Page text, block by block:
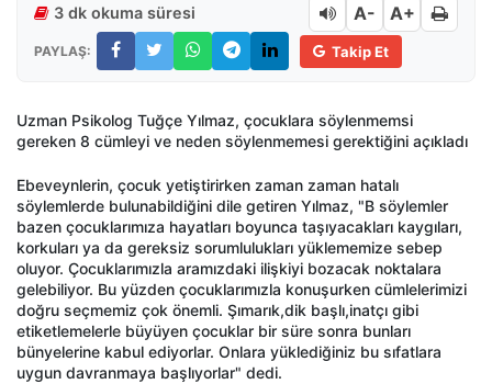
3 dk okuma süresi A- A+
PAYLAŞ: Takip Et
Uzman Psikolog Tuğçe Yılmaz, çocuklara söylenmemsi
gereken 8 cümleyi ve neden söylenmemesi gerektiğini açıkladı
Ebeveynlerin, çocuk yetiştirirken zaman zaman hatalı
söylemlerde bulunabildiğini dile getiren Yılmaz, "B söylemler
bazen çocuklarımıza hayatları boyunca taşıyacakları kaygıları,
korkuları ya da gereksiz sorumlulukları yüklememize sebep
oluyor. Çocuklarımızla aramızdaki ilişkiyi bozacak noktalara
gelebiliyor. Bu yüzden çocuklarımızla konuşurken cümlelerimizi
doğru seçmemiz çok önemli. Şımarık,dik başlı,inatçı gibi
etiketlemelerle büyüyen çocuklar bir süre sonra bunları
bünyelerine kabul ediyorlar. Onlara yüklediğiniz bu sıfatlara
uygun davranmaya başlıyorlar" dedi.